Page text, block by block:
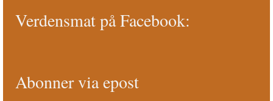
Verdensmat på Facebook:
Abonner via epost